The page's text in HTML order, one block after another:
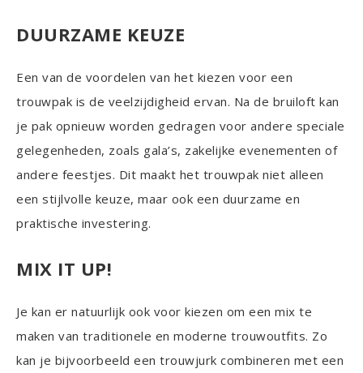
DUURZAME KEUZE
Een van de voordelen van het kiezen voor een
trouwpak is de veelzijdigheid ervan. Na de bruiloft kan
je pak opnieuw worden gedragen voor andere speciale
gelegenheden, zoals gala’s, zakelijke evenementen of
andere feestjes. Dit maakt het trouwpak niet alleen
een stijlvolle keuze, maar ook een duurzame en
praktische investering.
MIX IT UP!
Je kan er natuurlijk ook voor kiezen om een mix te
maken van traditionele en moderne trouwoutfits. Zo
kan je bijvoorbeeld een trouwjurk combineren met een